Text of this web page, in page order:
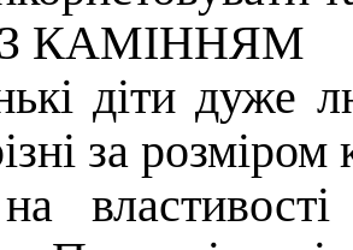
З КАМІННЯМ
діти дуже
за розміром